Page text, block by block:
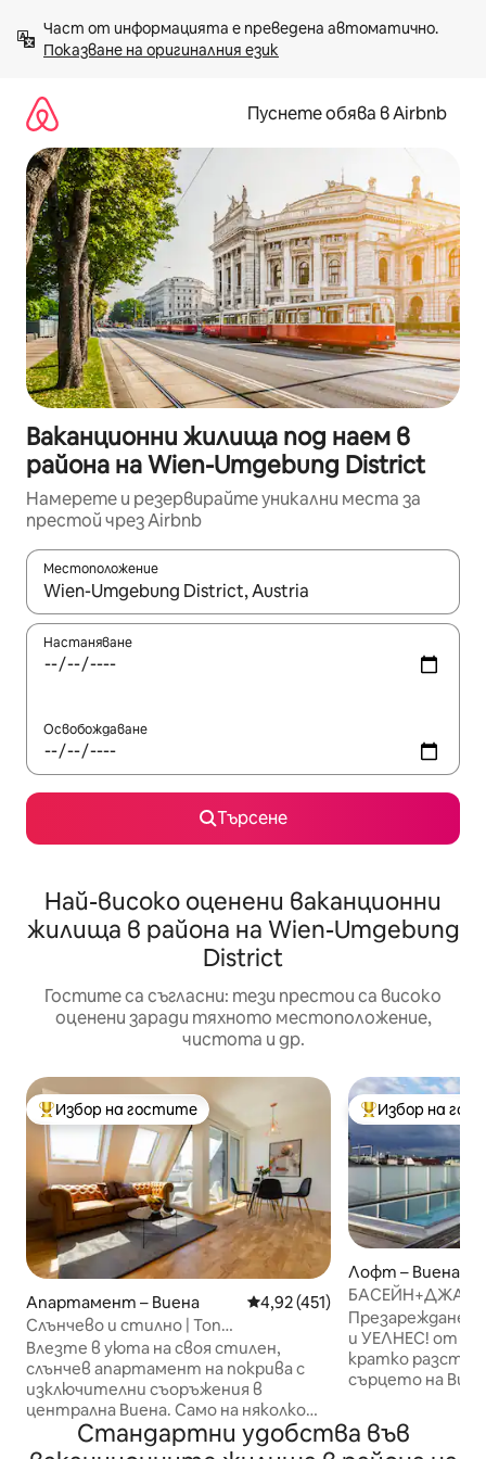
към
съдържанието
Показване на оригиналния език
Пуснете обява в Airbnb
Ваканционни жилища под наем в
района на Wien-Umgebung District
Намерете и резервирайте уникални места за
престой чрез Airbnb
Местоположение
Когато резултатите се покажат, използвайте
Настаняване
Освобождаване
Търсене
Най-високо оценени ваканционни
жилища в района на Wien-Umgebung
District
Гостите са съгласни: тези престои са високо
оценени заради тяхното местоположение,
чистота и др.
Най-популярен избор на гостите
Избор на гостите
Апартамент – Виена Средна оценка: 4,92 от 5,
4,92 (451)
Слънчево и стилно | Топ
местоположение, суперголямо
двойно легло и балкон
Влезте в уюта на своя стилен,
слънчев апартамент на покрива с
изключителни съоръжения в
централна Виена. Само на няколко
крачки от оживената река
Радетскиплац и Дунав,
Най-популярен
Избор на
Лофт – Виена
БАНЯ+САУНА!
релаксация
Презареждане
и УЕЛНЕС! от 1
кратко
сърцето на
място, особено
office++.
Стандартни удобства във